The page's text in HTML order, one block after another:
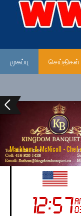
முகப்பு செய்திகள்
Markham & McNicoll - Chef
UK (London)